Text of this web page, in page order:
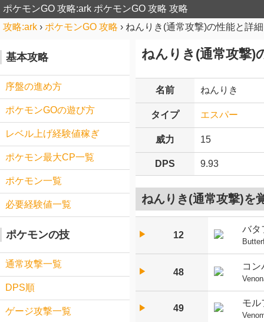
ポケモンGO 攻略:ark ポケモンGO 攻略 攻略
攻略:ark › ポケモンGO 攻略 › ねんりき(通常攻撃)の性能と詳細
ねんりき(通常攻撃)
名前 ねんりき
タイプ エスパー
威力 15
DPS 9.93
ねんりき(通常攻撃)を
▶︎ 12
バタ
▶︎ 48
コン
▶︎ 49
モル
基本攻略
序盤の進め方
ポケモンGOの遊び方
レベル上げ経験値稼ぎ
ポケモン最大CP一覧
ポケモン一覧
必要経験値一覧
ポケモンの技
通常攻撃一覧
DPS順
ゲージ攻撃一覧